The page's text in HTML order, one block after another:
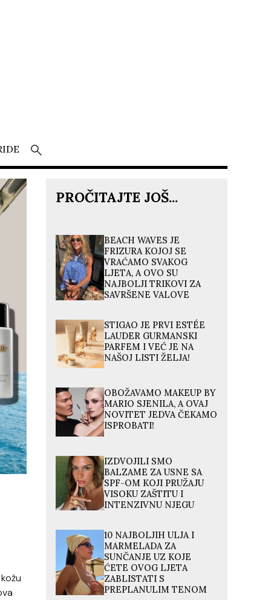
PROČITAJTE JOŠ...
BEACH WAVES JE
FRIZURA KOJOJ SE
VRAĆAMO SVAKOG
LJETA, A OVO SU
NAJBOLJI TRIKOVI ZA
SAVRŠENE VALOVE
STIGAO JE PRVI ESTÉE
LAUDER GURMANSKI
PARFEM I VEĆ JE NA
NAŠOJ LISTI ŽELJA!
OBOŽAVAMO MAKEUP BY
MARIO SJENILA, A OVAJ
NOVITET JEDVA ČEKAMO
ISPROBATI!
IZDVOJILI SMO
BALZAME ZA USNE SA
SPF-OM KOJI PRUŽAJU
VISOKU ZAŠTITU I
INTENZIVNU NJEGU
10 NAJBOLJIH ULJA I
MARMELADA ZA
SUNČANJE UZ KOJE
ĆETE OVOG LJETA
ZABLISTATI S
PREPLANULIM TENOM